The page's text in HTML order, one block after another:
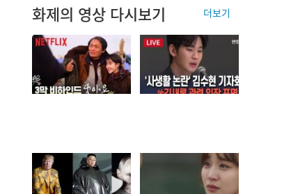
화제의 영상 다시보기 더보기